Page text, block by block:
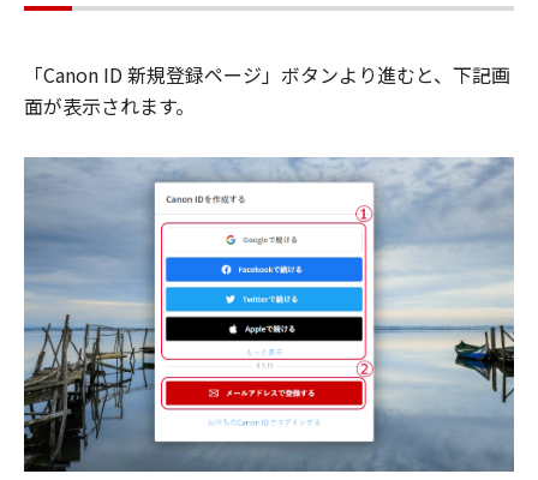
「Canon ID 新規登録ページ」ボタンより進むと、下記画
面が表示されます。